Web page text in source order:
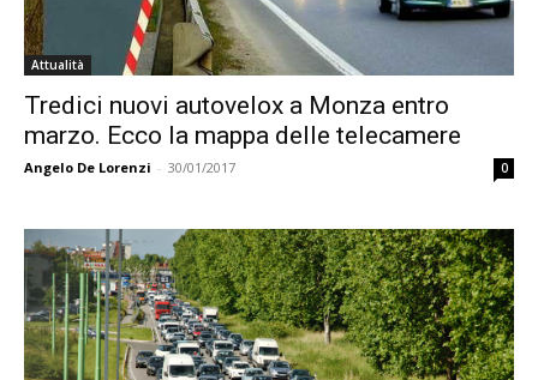
Attualità
Tredici nuovi autovelox a Monza entro
marzo. Ecco la mappa delle telecamere
Angelo De Lorenzi - 30/01/2017 0